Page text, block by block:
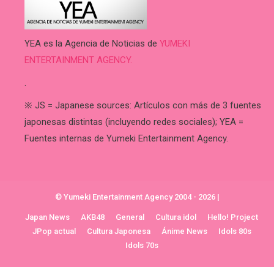
YEA es la Agencia de Noticias de YUMEKI
ENTERTAINMENT AGENCY.
.
※ JS = Japanese sources: Artículos con más de 3 fuentes
japonesas distintas (incluyendo redes sociales); YEA =
Fuentes internas de Yumeki Entertainment Agency.
© Yumeki Entertainment Agency 2004 - 2026 |
Japan News AKB48 General Cultura idol
Hello! Project
JPop actual
Cultura Japonesa Ánime News
Idols 80s
Idols 70s